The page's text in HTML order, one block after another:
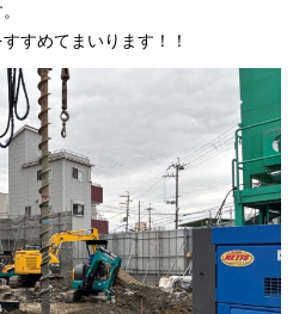
すめてまいります！！